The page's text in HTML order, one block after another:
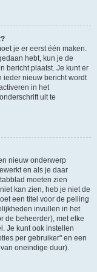
je er eerst één maken.
hebt, kun je de
bericht plaatst. Je kunt er
ieder nieuw bericht wordt
in het
uit te
nieuw onderwerp
en als je daar
moeten zien
kan zien, heb je niet de
een titel voor de peiling
invullen in het
de beheerder), met elke
Je kunt ook instellen
per gebruiker" en een
oneindige duur).